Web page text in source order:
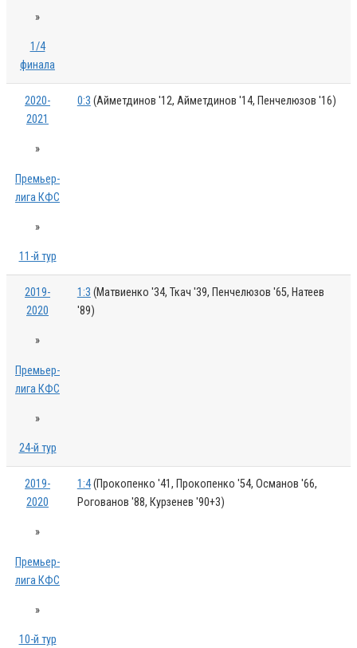
»
1/4
финала
2020-
2021
»
Премьер-
лига КФС
»
11-й тур
0:3 (Айметдинов '12, Айметдинов '14, Пенчелюзов '16)
2019-
2020
»
Премьер-
лига КФС
»
24-й тур
1:3 (Матвиенко '34, Ткач '39, Пенчелюзов '65, Натеев
'89)
2019-
2020
»
Премьер-
лига КФС
»
10-й тур
1:4(Прокопенко '41, Прокопенко '54, Османов '66,
Рогованов '88, Курзенев '90+3)